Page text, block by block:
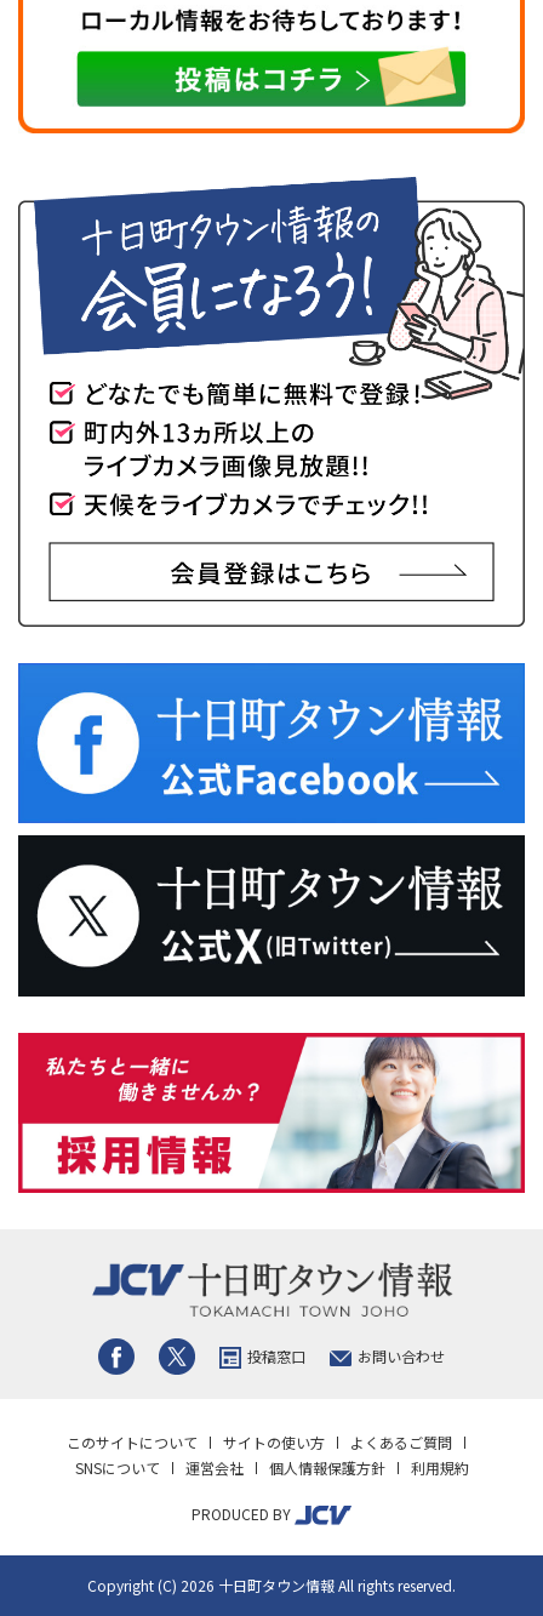
投稿窓口 お問い合わせ
このサイトについて サイトの使い方
よくあるご質問
SNSについて
運営会社 個人情報保護方針 利用規約
PRODUCED BY
Copyright (C) 2026 十日町タウン情報 All rights reserved.